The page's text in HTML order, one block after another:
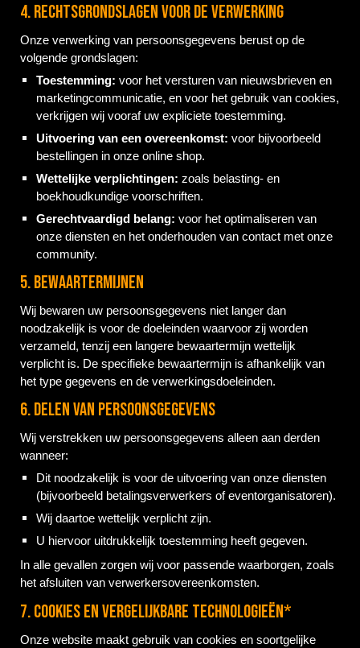
4. Rechtsgrondslagen voor de verwerking
Onze verwerking van persoonsgegevens berust op de
volgende grondslagen:
Toestemming: voor het versturen van nieuwsbrieven en
marketingcommunicatie, en voor het gebruik van cookies,
verkrijgen wij vooraf uw expliciete toestemming.
Uitvoering van een overeenkomst: voor bijvoorbeeld
bestellingen in onze online shop.
Wettelijke verplichtingen:zoals belasting- en
boekhoudkundige voorschriften.
Gerechtvaardigd belang: voor het optimaliseren van
onze diensten en het onderhouden van contact met onze
community.
5. Bewaartermijnen
Wij bewaren uw persoonsgegevens niet langer dan
noodzakelijk is voor de doeleinden waarvoor zij worden
verzameld, tenzij een langere bewaartermijn wettelijk
verplicht is. De specifieke bewaartermijn is afhankelijk van
het type gegevens en de verwerkingsdoeleinden.
6. Delen van persoonsgegevens
Wij verstrekken uw persoonsgegevens alleen aan derden
wanneer:
Dit noodzakelijk is voor de uitvoering van onze diensten
(bijvoorbeeld betalingsverwerkers of eventorganisatoren).
Wij daartoe wettelijk verplicht zijn.
U hiervoor uitdrukkelijk toestemming heeft gegeven.
In alle gevallen zorgen wij voor passende waarborgen, zoals
het afsluiten van verwerkersovereenkomsten.
7. Cookies en vergelijkbare technologieën*
Onze website maakt gebruik van cookies en soortgelijke